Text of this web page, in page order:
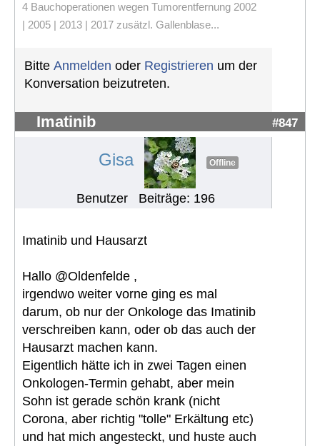
4 Bauchoperationen wegen Tumorentfernung 2002
| 2005 | 2013 | 2017 zusätzl. Gallenblase...
Bitte Anmelden oder Registrieren um der
Konversation beizutreten.
Imatinib #847
Gisa Offline
Benutzer Beiträge: 196
Imatinib und Hausarzt
Hallo @Oldenfelde ,
irgendwo weiter vorne ging es mal
darum, ob nur der Onkologe das Imatinib
verschreiben kann, oder ob das auch der
Hausarzt machen kann.
Eigentlich hätte ich in zwei Tagen einen
Onkologen-Termin gehabt, aber mein
Sohn ist gerade schön krank (nicht
Corona, aber richtig "tolle" Erkältung etc)
und hat mich angesteckt, und huste auch